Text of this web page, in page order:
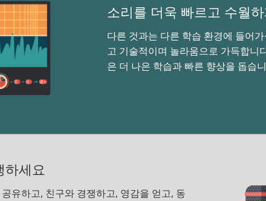
소리를 더욱 빠르고 수월
다른 것과는 다른 학습 환경에 들어
고 기술적이며 놀라움으로 가득합니
은 더 나은 학습과 빠른 향상을 돕습
하세요
유하고, 친구와 경쟁하고, 영감을 얻고, 동